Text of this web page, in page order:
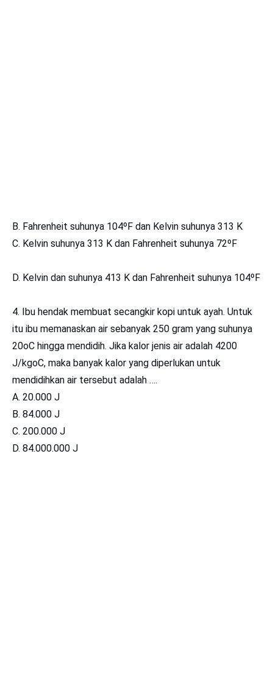
B. Fahrenheit suhunya 104ºF dan Kelvin suhunya 313 K
C. Kelvin suhunya 313 K dan Fahrenheit suhunya 72ºF
D. Kelvin dan suhunya 413 K dan Fahrenheit suhunya 104ºF
4. Ibu hendak membuat secangkir kopi untuk ayah. Untuk
itu ibu memanaskan air sebanyak 250 gram yang suhunya
20oC hingga mendidih. Jika kalor jenis air adalah 4200
J/kgoC, maka banyak kalor yang diperlukan untuk
mendidihkan air tersebut adalah ….
A. 20.000 J
B. 84.000 J
C. 200.000 J
D. 84.000.000 J